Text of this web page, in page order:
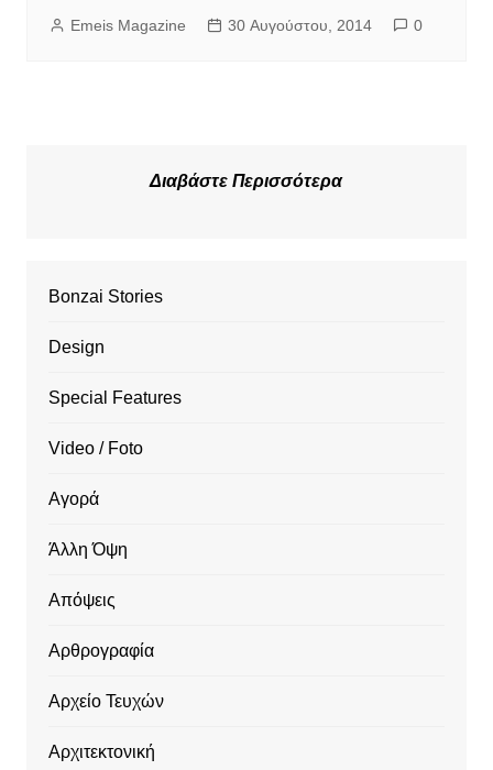
Emeis Magazine 30 Αυγούστου, 2014 0
Διαβάστε Περισσότερα
Bonzai Stories
Design
Special Features
Video / Foto
Αγορά
Άλλη Όψη
Απόψεις
Αρθρογραφία
Αρχείο Τευχών
Αρχιτεκτονική